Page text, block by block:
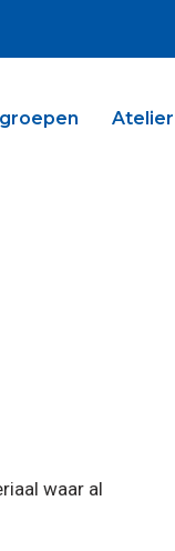
waar al